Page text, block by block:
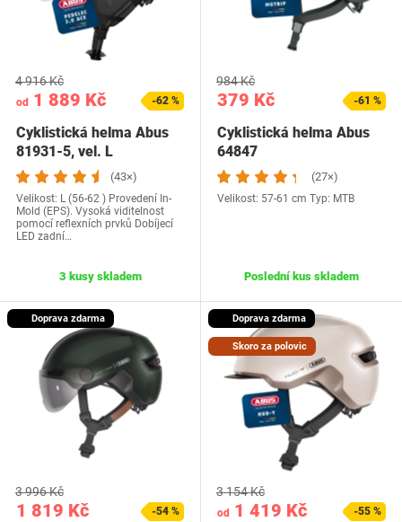
od 1 889 Kč
4 916 Kč
-62 %
Cyklistická helma Abus
81931-5, vel. L
(43×)
Velikost: L (56-62 ) Provedení In-
Mold (EPS). Vysoká viditelnost
pomocí reflexních prvků Dobíjecí
LED zadní…
3 kusy skladem
379 Kč
984 Kč
-61 %
Cyklistická helma Abus
64847
(27×)
Velikost: 57-61 cm Typ: MTB
Poslední kus skladem
Doprava zdarma
1 819 Kč
3 996 Kč
-54 %
Doprava zdarma
Skoro za polovic
od 1 419 Kč
3 154 Kč
-55 %